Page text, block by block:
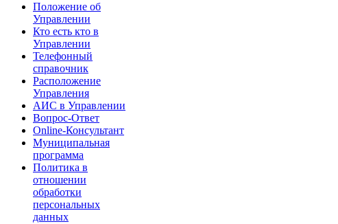
Положение об
Управлении
Кто есть кто в
Управлении
Телефонный
справочник
Расположение
Управления
АИС в Управлении
Вопрос-Ответ
Online-Консультант
Муниципальная
программа
Политика в
отношении
обработки
персональных
данных